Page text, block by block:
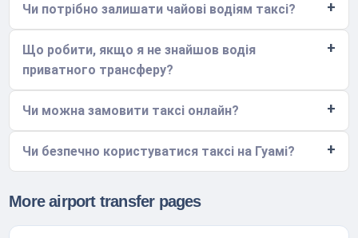
Чи потрібно залишати чайові водіям таксі?
Що робити, якщо я не знайшов водія
приватного трансферу?
Чи можна замовити таксі онлайн?
Чи безпечно користуватися таксі на Гуамі?
More airport transfer pages